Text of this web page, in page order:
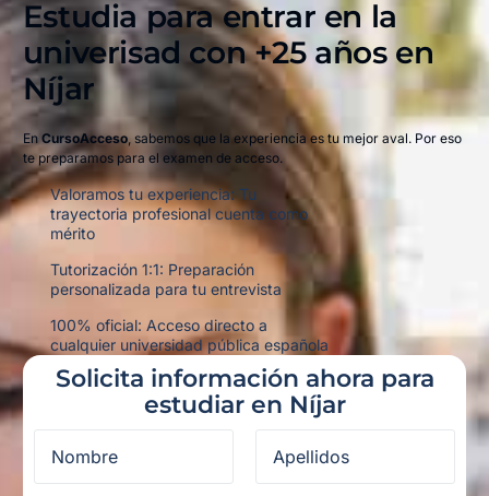
Estudia para entrar en la
univerisad con +25 años en
Níjar​
EnCursoAcceso, sabemos que la experiencia es tu mejor aval. Por eso
te preparamos para el examen de acceso.
Valoramos tu experiencia: Tu
trayectoria profesional cuenta como
mérito
Tutorización 1:1: Preparación
personalizada para tu entrevista
100% oficial: Acceso directo a
cualquier universidad pública española
Solicita información ahora para
estudiar en Níjar